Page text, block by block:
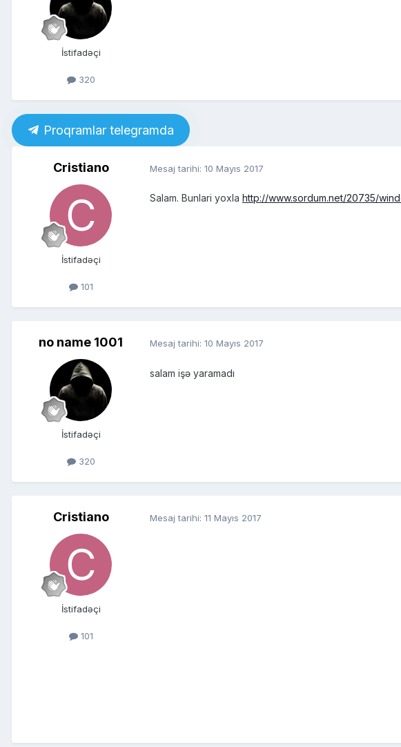
İstifadəçi
320
Proqramlar telegramda
Cristiano
İstifadəçi
101
Mesaj tarihi: 10 Mayıs 2017
Salam. Bunlari yoxla http://www.sordum.net/20735/
no name 1001
İstifadəçi
320
Mesaj tarihi: 10 Mayıs 2017
salam işə yaramadı
Cristiano
İstifadəçi
101
Mesaj tarihi: 11 Mayıs 2017